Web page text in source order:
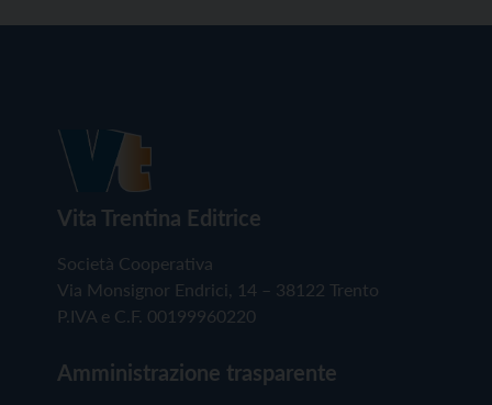
Vita Trentina Editrice
Società Cooperativa
Via Monsignor Endrici, 14 – 38122 Trento
P.IVA e C.F. 00199960220
Amministrazione trasparente